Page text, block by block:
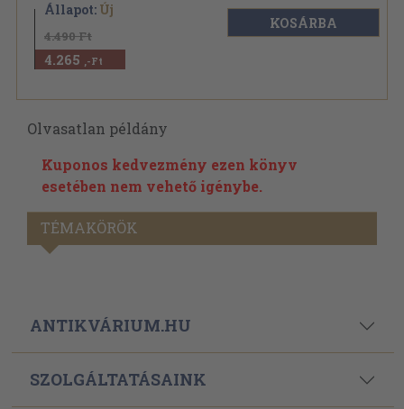
Állapot: Új
4.490 Ft
4.265 ,-Ft
KOSÁRBA
Olvasatlan példány
Kuponos kedvezmény ezen könyv
esetében nem vehető igénybe.
TÉMAKÖRÖK
ANTIKVÁRIUM.HU
SZOLGÁLTATÁSAINK